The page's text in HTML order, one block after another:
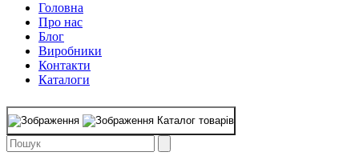
Головна
Про нас
Блог
Виробники
Контакти
Каталоги
Каталог товарів